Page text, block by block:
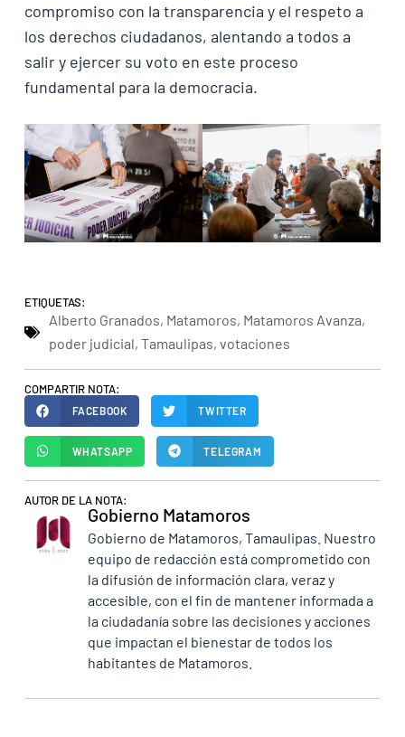
compromiso con la transparencia y el respeto a
los derechos ciudadanos, alentando a todos a
salir y ejercer su voto en este proceso
fundamental para la democracia.
ETIQUETAS:
Alberto Granados, Matamoros, Matamoros Avanza,
poder judicial, Tamaulipas, votaciones
COMPARTIR NOTA:
FACEBOOK TWITTER
WHATSAPP TELEGRAM
AUTOR DE LA NOTA:
Gobierno Matamoros
Gobierno de Matamoros, Tamaulipas. Nuestro
equipo de redacción está comprometido con
la difusión de información clara, veraz y
accesible, con el fin de mantener informada a
la ciudadanía sobre las decisiones y acciones
que impactan el bienestar de todos los
habitantes de Matamoros.